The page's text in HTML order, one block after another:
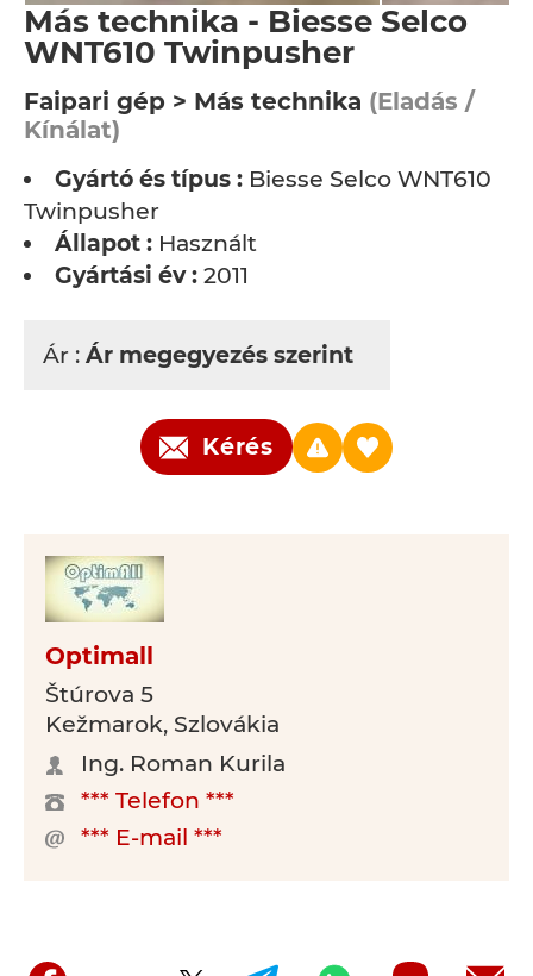
Más technika - Biesse Selco
WNT610 Twinpusher
Faipari gép > Más technika (Eladás /
Kínálat)
Gyártó és típus : Biesse Selco WNT610
Twinpusher
Állapot : Használt
Gyártási év : 2011
Ár : Ár megegyezés szerint
Kérés
Optimall
Štúrova 5
Kežmarok, Szlovákia
Ing. Roman Kurila
*** Telefon ***
*** E-mail ***